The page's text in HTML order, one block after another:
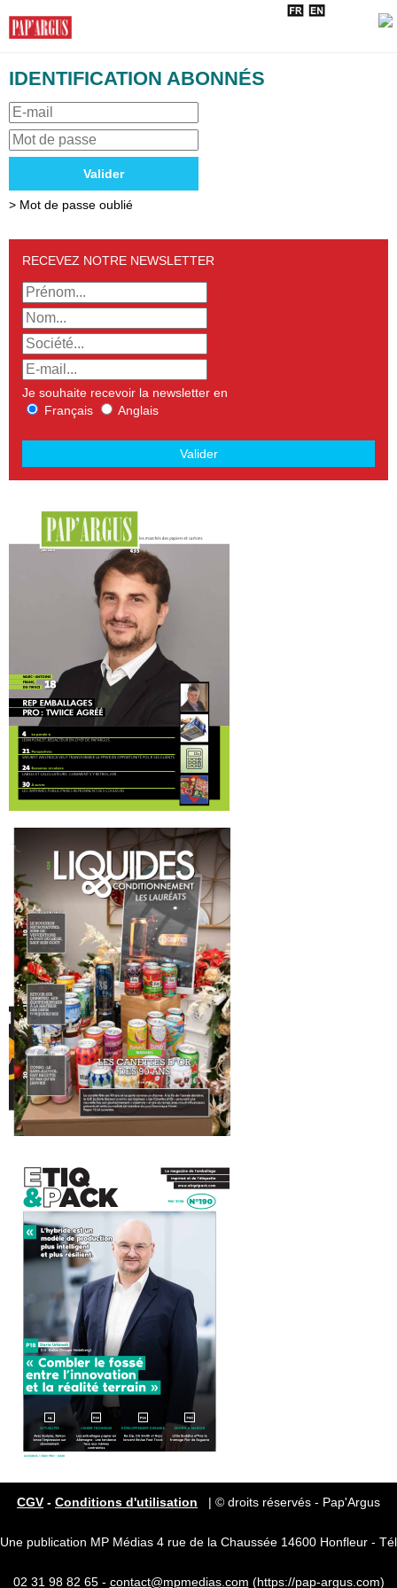
IDENTIFICATION ABONNÉS
Valider
> Mot de passe oublié
RECEVEZ NOTRE NEWSLETTER
Je souhaite recevoir la newsletter en
Français
Anglais
Valider
CGV - Conditions d'utilisation | © droits réservés - Pap'Argus
Une publication MP Médias 4 rue de la Chaussée 14600 Honfleur - Tél
02 31 98 82 65 - contact@mpmedias.com (https://pap-argus.com)